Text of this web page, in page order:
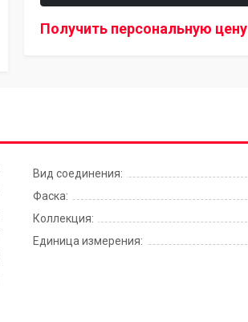
Получить персональную цену
Вид соединения:
Фаска:
Коллекция:
Единица измерения: